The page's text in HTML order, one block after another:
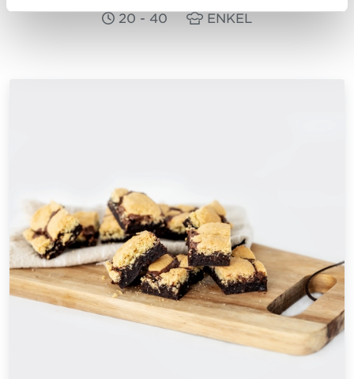
20 - 40 ENKEL